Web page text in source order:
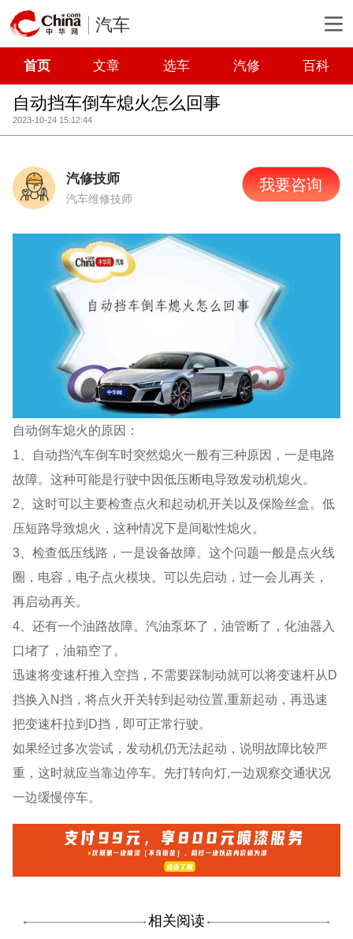
汽车
首页 文章 选车 汽修 百科
自动挡车倒车熄火怎么回事
2023-10-24 15:12:44
汽修技师
汽车维修技师
我要咨询
自动倒车熄火的原因：
1、自动挡汽车倒车时突然熄火一般有三种原因，一是电路
故障。这种可能是行驶中因低压断电导致发动机熄火。
2、这时可以主要检查点火和起动机开关以及保险丝盒。低
压短路导致熄火，这种情况下是间歇性熄火。
3、检查低压线路，一是设备故障。这个问题一般是点火线
圈，电容，电子点火模块。可以先启动，过一会儿再关，
再启动再关。
4、还有一个油路故障。汽油泵坏了，油管断了，化油器入
口堵了，油箱空了。
迅速将变速杆推入空挡，不需要踩制动就可以将变速杆从D
挡换入N挡，将点火开关转到起动位置,重新起动，再迅速
把变速杆拉到D挡，即可正常行驶。
如果经过多次尝试，发动机仍无法起动，说明故障比较严
重，这时就应当靠边停车。先打转向灯,一边观察交通状况
一边缓慢停车。
相关阅读